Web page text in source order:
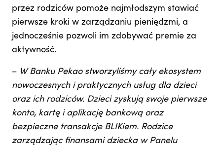
przez rodziców pomoże najmłodszym stawiać
pierwsze kroki w zarządzaniu pieniędzmi, a
jednocześnie pozwoli im zdobywać premie za
aktywność.
– W Banku Pekao stworzyliśmy cały ekosystem
nowoczesnych i praktycznych usług dla dzieci
oraz ich rodziców. Dzieci zyskują swoje pierwsze
konto, kartę i aplikację bankową oraz
bezpieczne transakcje BLIKiem. Rodzice
zarządzając finansami dziecka w Panelu